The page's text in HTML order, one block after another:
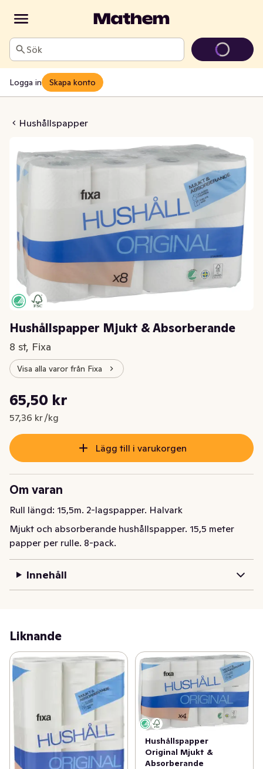
Sök
Logga in Skapa konto
Hushållspapper
& Absorberande
Hushållspapper Mjukt & Absorberande
8 st, Fixa
Visa alla varor från Fixa
Nuvarande pris är: 65,50 kr
65,50 kr
57,36 kr /kg
Styckpris: 57,36 kr /kg
Lägg till i varukorgen
Om varan
Rull längd: 15,5m. 2-lagspapper. Halvark
Mjukt och absorberande hushållspapper. 15,5 meter
papper per rulle. 8-pack.
Innehåll
Liknande
Hushållspapper
Original Mjukt &
Absorberande